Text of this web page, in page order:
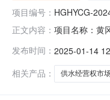
项目编号： HGHYCG-
正文内容： 项目名称：黄
发布时间： 2025-01-14
相关产品：
供水经营权市